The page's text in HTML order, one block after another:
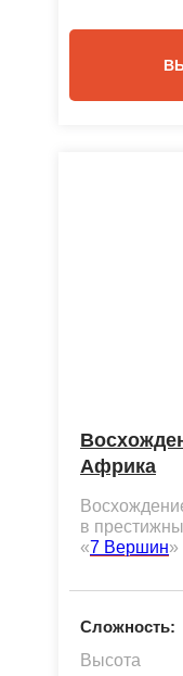
Африка
в
«7 Вершин»
Сложность:
Высота